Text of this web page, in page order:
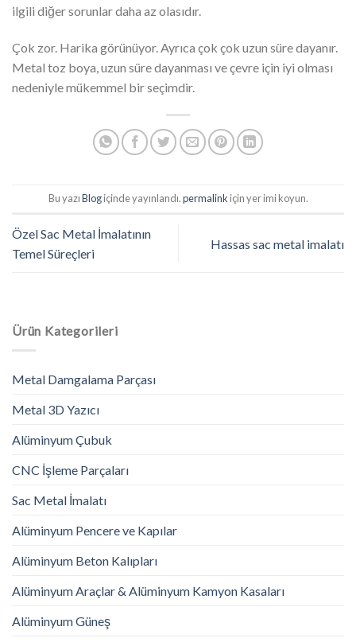
ilgili diğer sorunlar daha az olasıdır.
Çok zor. Harika görünüyor. Ayrıca çok çok uzun süre dayanır.
Metal toz boya, uzun süre dayanması ve çevre için iyi olması
nedeniyle mükemmel bir seçimdir.
Bu yazıBlogiçinde yayınlandı.permalinkiçin yer imi koyun.
Özel Sac Metal İmalatının
Temel Süreçleri
Hassas sac metal imalatı
Ürün Kategorileri
Metal Damgalama Parçası
Metal 3D Yazıcı
Alüminyum Çubuk
CNC İşleme Parçaları
Sac Metal İmalatı
Alüminyum Pencere ve Kapılar
Alüminyum Beton Kalıpları
Alüminyum Araçlar & Alüminyum Kamyon Kasaları
Alüminyum Güneş